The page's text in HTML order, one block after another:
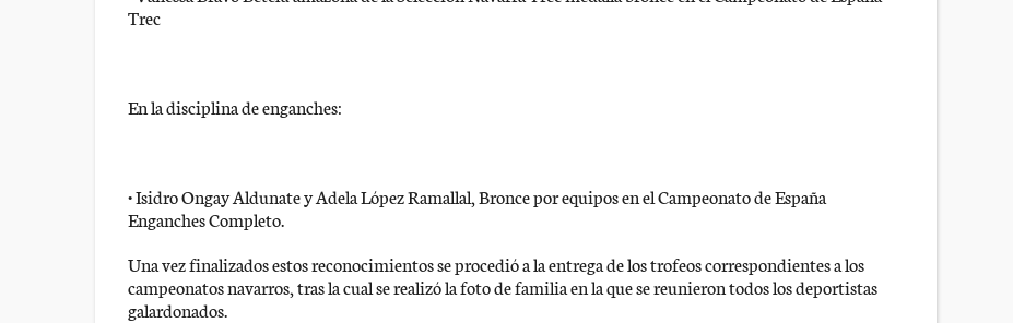
Trec
En la disciplina de enganches:
• Isidro Ongay Aldunate y Adela López Ramallal, Bronce por equipos en el Campeonato de España
Enganches Completo.
Una vez finalizados estos reconocimientos se procedió a la entrega de los trofeos correspondientes a los
campeonatos navarros, tras la cual se realizó la foto de familia en la que se reunieron todos los deportistas
galardonados.